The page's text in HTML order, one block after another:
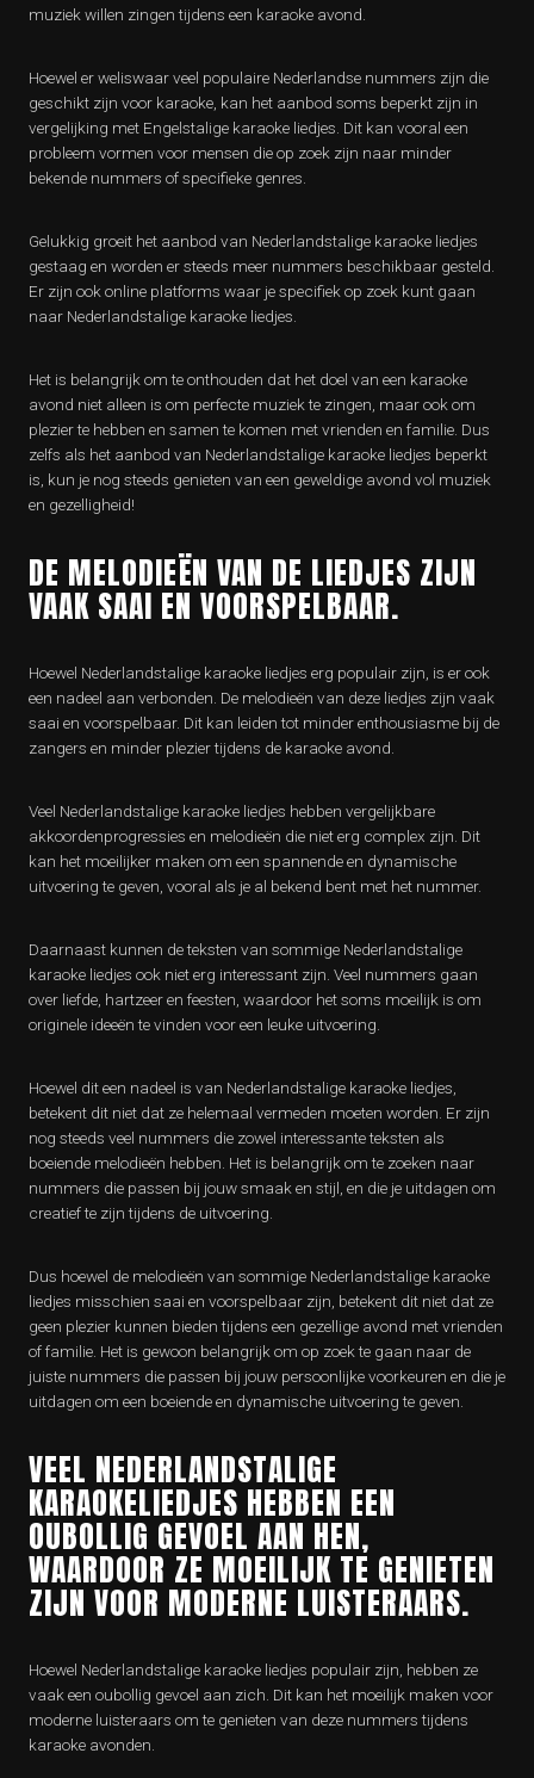
muziek willen zingen tijdens een karaoke avond.
Hoewel er weliswaar veel populaire Nederlandse nummers zijn die
geschikt zijn voor karaoke, kan het aanbod soms beperkt zijn in
vergelijking met Engelstalige karaoke liedjes. Dit kan vooral een
probleem vormen voor mensen die op zoek zijn naar minder
bekende nummers of specifieke genres.
Gelukkig groeit het aanbod van Nederlandstalige karaoke liedjes
gestaag en worden er steeds meer nummers beschikbaar gesteld.
Er zijn ook online platforms waar je specifiek op zoek kunt gaan
naar Nederlandstalige karaoke liedjes.
Het is belangrijk om te onthouden dat het doel van een karaoke
avond niet alleen is om perfecte muziek te zingen, maar ook om
plezier te hebben en samen te komen met vrienden en familie. Dus
zelfs als het aanbod van Nederlandstalige karaoke liedjes beperkt
is, kun je nog steeds genieten van een geweldige avond vol muziek
en gezelligheid!
DE MELODIEËN VAN DE LIEDJES ZIJN
VAAK SAAI EN VOORSPELBAAR.
Hoewel Nederlandstalige karaoke liedjes erg populair zijn, is er ook
een nadeel aan verbonden. De melodieën van deze liedjes zijn vaak
saai en voorspelbaar. Dit kan leiden tot minder enthousiasme bij de
zangers en minder plezier tijdens de karaoke avond.
Veel Nederlandstalige karaoke liedjes hebben vergelijkbare
akkoordenprogressies en melodieën die niet erg complex zijn. Dit
kan het moeilijker maken om een ​​spannende en dynamische
uitvoering te geven, vooral als je al bekend bent met het nummer.
Daarnaast kunnen de teksten van sommige Nederlandstalige
karaoke liedjes ook niet erg interessant zijn. Veel nummers gaan
over liefde, hartzeer en feesten, waardoor het soms moeilijk is om
originele ideeën te vinden voor een leuke uitvoering.
Hoewel dit een nadeel is van Nederlandstalige karaoke liedjes,
betekent dit niet dat ze helemaal vermeden moeten worden. Er zijn
nog steeds veel nummers die zowel interessante teksten als
boeiende melodieën hebben. Het is belangrijk om te zoeken naar
nummers die passen bij jouw smaak en stijl, en die je uitdagen om
creatief te zijn tijdens de uitvoering.
Dus hoewel de melodieën van sommige Nederlandstalige karaoke
liedjes misschien saai en voorspelbaar zijn, betekent dit niet dat ze
geen plezier kunnen bieden tijdens een gezellige avond met vrienden
of familie. Het is gewoon belangrijk om op zoek te gaan naar de
juiste nummers die passen bij jouw persoonlijke voorkeuren en die je
uitdagen om een ​​boeiende en dynamische uitvoering te geven.
VEEL NEDERLANDSTALIGE
KARAOKELIEDJES HEBBEN EEN
OUBOLLIG GEVOEL AAN HEN,
WAARDOOR ZE MOEILIJK TE GENIETEN
ZIJN VOOR MODERNE LUISTERAARS.
Hoewel Nederlandstalige karaoke liedjes populair zijn, hebben ze
vaak een oubollig gevoel aan zich. Dit kan het moeilijk maken voor
moderne luisteraars om te genieten van deze nummers tijdens
karaoke avonden.